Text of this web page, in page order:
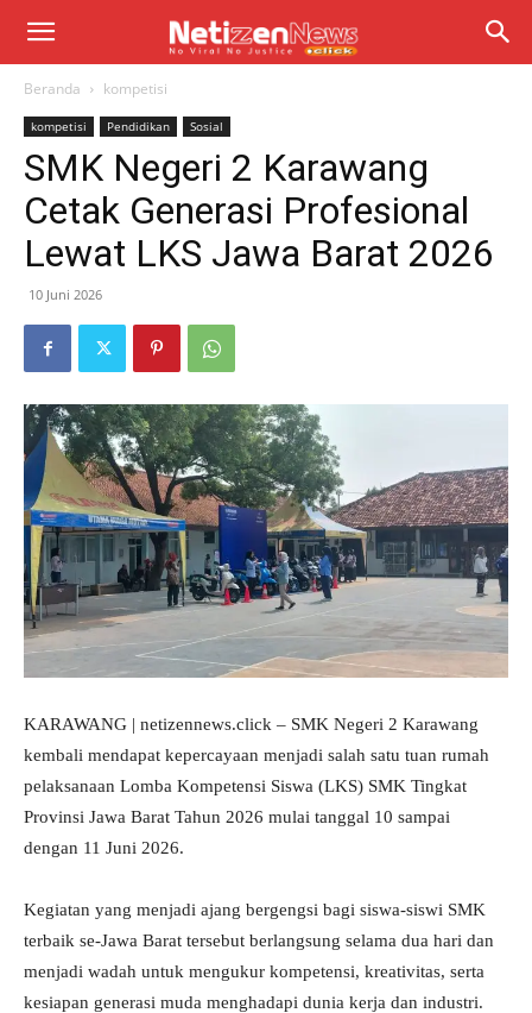
Beranda kompetisi
kompetisi Pendidikan Sosial
SMK Negeri 2 Karawang
Cetak Generasi Profesional
Lewat LKS Jawa Barat 2026
10 Juni 2026
KARAWANG | netizennews.click – SMK Negeri 2 Karawang
kembali mendapat kepercayaan menjadi salah satu tuan rumah
pelaksanaan Lomba Kompetensi Siswa (LKS) SMK Tingkat
Provinsi Jawa Barat Tahun 2026 mulai tanggal 10 sampai
dengan 11 Juni 2026.
Kegiatan yang menjadi ajang bergengsi bagi siswa-siswi SMK
terbaik se-Jawa Barat tersebut berlangsung selama dua hari dan
menjadi wadah untuk mengukur kompetensi, kreativitas, serta
kesiapan generasi muda menghadapi dunia kerja dan industri.